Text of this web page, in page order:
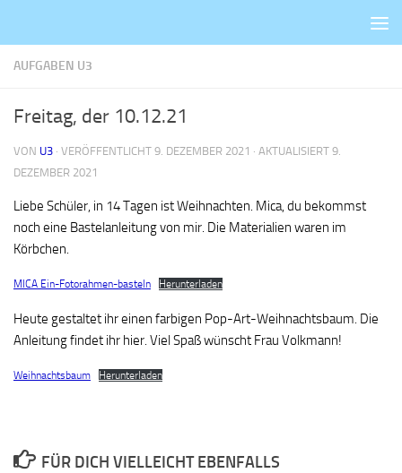
AUFGABEN U3
Freitag, der 10.12.21
VON U3 · VERÖFFENTLICHT 9. DEZEMBER 2021 · AKTUALISIERT 9.
DEZEMBER 2021
Liebe Schüler, in 14 Tagen ist Weihnachten. Mica, du bekommst
noch eine Bastelanleitung von mir. Die Materialien waren im
Körbchen.
MICA Ein-Fotorahmen-basteln Herunterladen
Heute gestaltet ihr einen farbigen Pop-Art-Weihnachtsbaum. Die
Anleitung findet ihr hier. Viel Spaß wünscht Frau Volkmann!
Weihnachtsbaum Herunterladen
FÜR DICH VIELLEICHT EBENFALLS